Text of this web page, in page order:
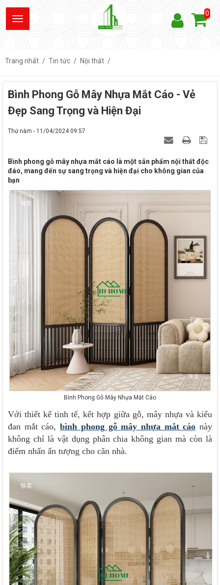
0
Trang nhất Tin tức Nội thất
Bình Phong Gỗ Mây Nhựa Mắt Cáo - Vẻ
Đẹp Sang Trọng và Hiện Đại
Thứ năm - 11/04/2024 09:57
Bình phong gỗ mây nhựa mắt cáo là một sản phẩm nội thất độc
đáo, mang đến sự sang trọng và hiện đại cho không gian của
bạn
Bình Phong Gỗ Mây Nhựa Mắt Cáo
Với thiết kế tinh tế, kết hợp giữa gỗ, mây nhựa và kiểu
đan mắt cáo,bình phong gỗ mây nhựa mắt cáo này
không chỉ là vật dụng phân chia không gian mà còn là
điểm nhấn ấn tượng cho căn nhà.